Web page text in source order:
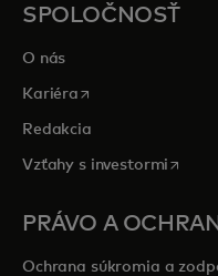
SPOLOČNOSŤ
O nás
Kariéra opens in a new tab
Redakcia
Vzťahy s investormi opens
PRÁVO A
Ochrana súkromia a